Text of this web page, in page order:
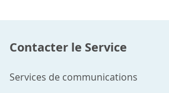
Contacter le Service
Services de communications